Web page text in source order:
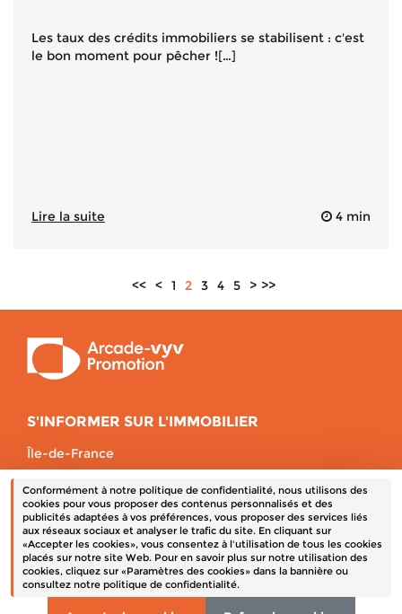
Conformément à notre politique de confidentialité, nous utilisons des
cookies pour vous proposer des contenus personnalisés et des
publicités adaptées à vos préférences, vous proposer des services liés
aux réseaux sociaux et analyser le trafic du site. En cliquant sur
«Accepter les cookies», vous consentez à l'utilisation de tous les cookies
placés sur notre site Web. Pour en savoir plus sur notre utilisation des
cookies, cliquez sur «Paramètres des cookies» dans la bannière ou
consultez notre politique de confidentialité.
Les taux des crédits immobiliers se stabilisent : c'est
le bon moment pour pêcher ![…]
Lire la suite 4 min
<< < 1 2 3 4 5 > >>
S'INFORMER SUR L'IMMOBILIER
Île-de-France
Bretagne
Centre-Val de Loire
Un terrain à vendre
Mentions obligatoires